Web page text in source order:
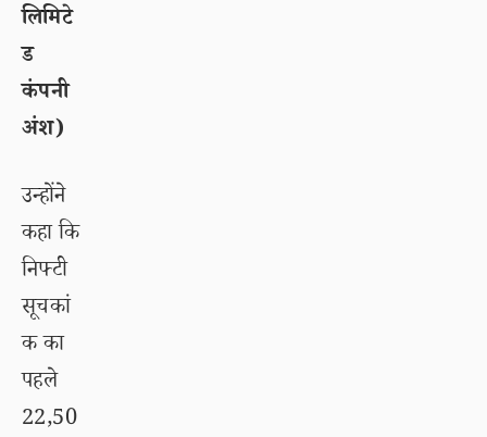
लिमिटे
ड
कंपनी
अंश)
उन्होंने
कहा कि
निफ्टी
सूचकां
क का
पहले
22,50